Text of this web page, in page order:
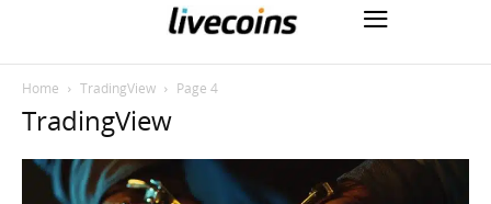
Home TradingView Page 4
TradingView